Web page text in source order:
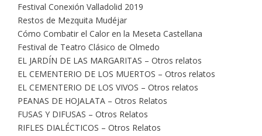
Festival Conexión Valladolid 2019
Restos de Mezquita Mudéjar
Cómo Combatir el Calor en la Meseta Castellana
Festival de Teatro Clásico de Olmedo
EL JARDÍN DE LAS MARGARITAS – Otros relatos
EL CEMENTERIO DE LOS MUERTOS – Otros relatos
EL CEMENTERIO DE LOS VIVOS – Otros relatos
PEANAS DE HOJALATA – Otros Relatos
FUSAS Y DIFUSAS – Otros Relatos
RIFLES DIALÉCTICOS – Otros Relatos